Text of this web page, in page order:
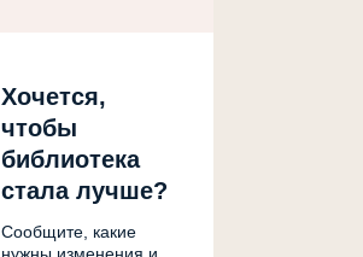
Хочется,
чтобы
библиотека
стала лучше?
Сообщите, какие